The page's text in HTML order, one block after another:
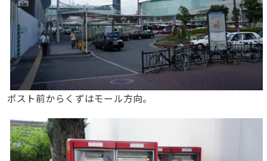
ポスト前からくずはモール方向。